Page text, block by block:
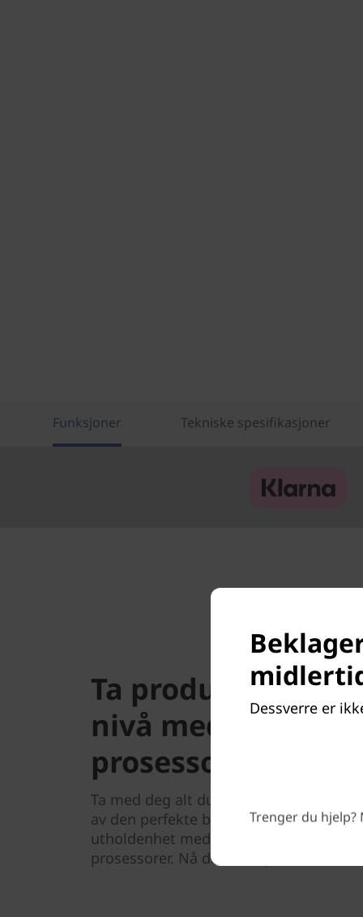
Funksjoner Tekniske spesifikasjoner
Ta
nivå med til AMD
prosessorer
Ta med deg alt du trenger til
av den perfekte balansen mellom
utholdenhet med bærbare PC-er drevet
prosessorer. Nå ditt fulle potensial fra
Dessverre er
Trenger du hjelp?